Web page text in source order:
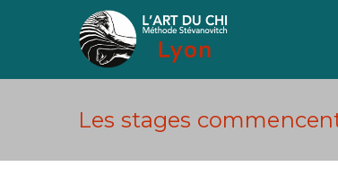
Les stages